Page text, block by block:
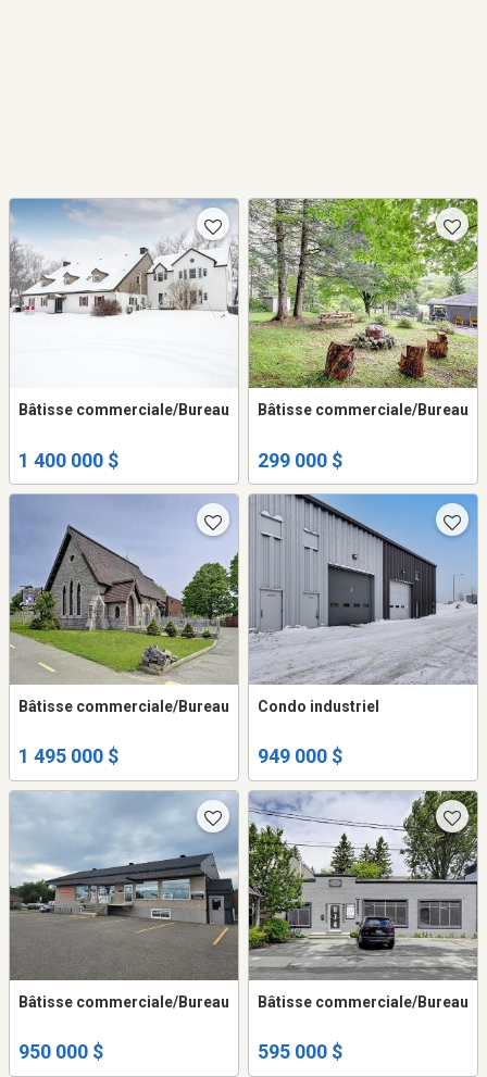
Bâtisse commerciale/Bureau
1 400 000 $
Bâtisse commerciale/Bureau
299 000 $
Bâtisse commerciale/Bureau
1 495 000 $
Condo industriel
949 000 $
Bâtisse commerciale/Bureau
950 000 $
Bâtisse commerciale/Bureau
595 000 $